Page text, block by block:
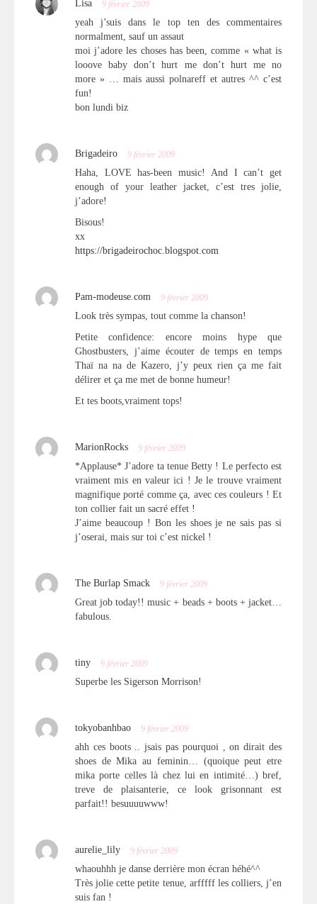
Lisa 9 février 2009
yeah j’suis dans le top ten des commentaires
normalment, sauf un assaut
moi j’adore les choses has been, comme « what is
looove baby don’t hurt me don’t hurt me no
more » … mais aussi polnareff et autres ^^ c’est
fun!
bon lundi biz
Brigadeiro 9 février 2009
Haha, LOVE has-been music! And I can’t get
enough of your leather jacket, c’est tres jolie,
j’adore!
Bisous!
xx
https://brigadeirochoc.blogspot.com
Pam-modeuse.com 9 février 2009
Look très sympas, tout comme la chanson!
Petite confidence: encore moins hype que
Ghostbusters, j’aime écouter de temps en temps
Thaï na na de Kazero, j’y peux rien ça me fait
délirer et ça me met de bonne humeur!
Et tes boots,vraiment tops!
MarionRocks 9 février 2009
*Applause* J’adore ta tenue Betty ! Le perfecto est
vraiment mis en valeur ici ! Je le trouve vraiment
magnifique porté comme ça, avec ces couleurs ! Et
ton collier fait un sacré effet !
J’aime beaucoup ! Bon les shoes je ne sais pas si
j’oserai, mais sur toi c’est nickel !
The Burlap Smack 9 février 2009
Great job today!! music + beads + boots + jacket…
fabulous.
tiny 9 février 2009
Superbe les Sigerson Morrison!
tokyobanhbao 9 février 2009
ahh ces boots .. jsais pas pourquoi , on dirait des
shoes de Mika au feminin… (quoique peut etre
mika porte celles là chez lui en intimité…) bref,
treve de plaisanterie, ce look grisonnant est
parfait!! besuuuuwww!
aurelie_lily 9 février 2009
whaouhhh je danse derrière mon écran héhé^^
Très jolie cette petite tenue, arfffff les colliers, j’en
suis fan !